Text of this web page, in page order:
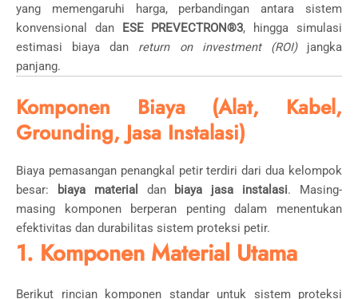
yang memengaruhi harga, perbandingan antara sistem
konvensional dan ESE PREVECTRON®3, hingga simulasi
estimasi biaya dan return on investment (ROI)jangka
panjang.
Komponen Biaya (Alat, Kabel,
Grounding, Jasa Instalasi)
Biaya pemasangan penangkal petir terdiri dari dua kelompok
besar:
biaya material dan biaya jasa instalasi. Masing-
masing komponen berperan penting dalam menentukan
efektivitas dan durabilitas sistem proteksi petir.
1. Komponen Material Utama
Berikut rincian komponen standar untuk sistem proteksi